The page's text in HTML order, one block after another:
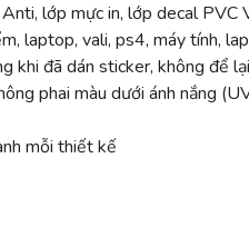
lớp mực in, lớp decal
laptop, vali, ps4, máy tính,
khi đã dán sticker, không để
phai màu dưới ánh nắng
mỗi thiết kế